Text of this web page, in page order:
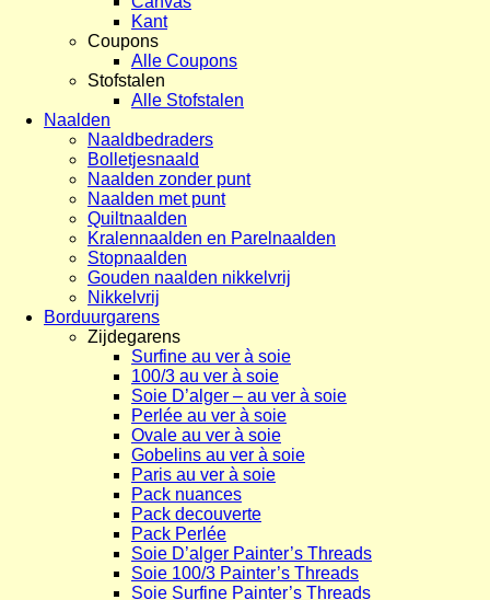
Kant
Coupons
Alle Coupons
Stofstalen
Alle Stofstalen
Naalden
Naaldbedraders
Bolletjesnaald
Naalden zonder punt
Naalden met punt
Quiltnaalden
Kralennaalden en Parelnaalden
Stopnaalden
Gouden naalden nikkelvrij
Nikkelvrij
Borduurgarens
Zijdegarens
Surfine au ver à soie
100/3 au ver à soie
Soie D’alger – au ver à soie
Perlée au ver à soie
Ovale au ver à soie
Gobelins au ver à soie
Paris au ver à soie
Pack nuances
Pack decouverte
Pack Perlée
Soie D’alger Painter’s Threads
Soie 100/3 Painter’s Threads
Soie Surfine Painter’s Threads